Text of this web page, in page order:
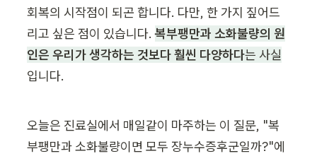
회복의 시작점이 되곤 합니다. 다만, 한 가지 짚어드
리고 싶은 점이 있습니다. 복부팽만과 소화불량의 원
인은 우리가 생각하는 것보다 훨씬 다양하다는 사실
입니다.
오늘은 진료실에서 매일같이 마주하는 이 질문, "복
부팽만과 소화불량이면 모두 장누수증후군일까?"에